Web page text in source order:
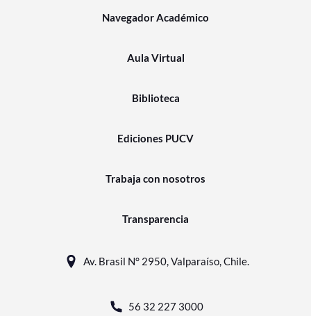
Navegador Académico
Aula Virtual
Biblioteca
Ediciones PUCV
Trabaja con nosotros
Transparencia
Av. Brasil N° 2950, Valparaíso, Chile.
56 32 227 3000